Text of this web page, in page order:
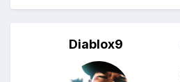
Diablox9